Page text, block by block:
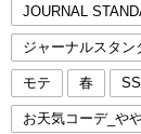
JOURNAL
ジャーナルスタン
モテ 春 SS
お天気コーデ_や